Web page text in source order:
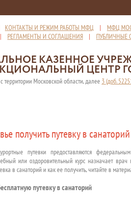
КОНТАКТЫ И РЕЖИМ РАБОТЫ МФЦ | МФЦ
РЕГЛАМЕНТЫ И СОГЛАШЕНИЯ | ПУБЛИЧНЫЕ
КАЗЕННОЕ
ЦЕНТР
с территории Московской области, далее 3 (доб.
получить путевку в
путевки предоставляются
или оздоровительный курс назначает
в санаторий и как ее получить, читайте в
путевку в санаторий